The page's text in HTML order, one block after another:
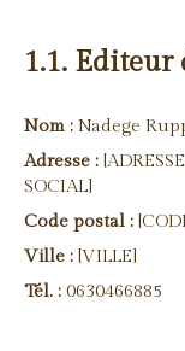
1.1. Editeur
Nom : Nadege
Adresse :
SOCIAL]
Code postal :
Ville : [VILLE]
Tél. : 0630466885